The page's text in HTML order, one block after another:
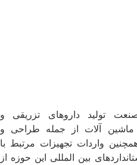
تولید داروهای تزریقی و
ماشین آلات از جمله طراحی و
واردات تجهیزات مرتبط با
بین المللی این حوزه از